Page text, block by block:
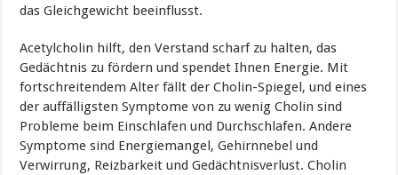
das Gleichgewicht beeinflusst.
Acetylcholin hilft, den Verstand scharf zu halten, das
Gedächtnis zu fördern und spendet Ihnen Energie. Mit
fortschreitendem Alter fällt der Cholin-Spiegel, und eines
der auffälligsten Symptome von zu wenig Cholin sind
Probleme beim Einschlafen und Durchschlafen. Andere
Symptome sind Energiemangel, Gehirnnebel und
Verwirrung, Reizbarkeit und Gedächtnisverlust. Cholin